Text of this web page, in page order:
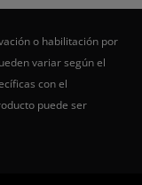
o habilitación por
variar según el
con el
puede ser